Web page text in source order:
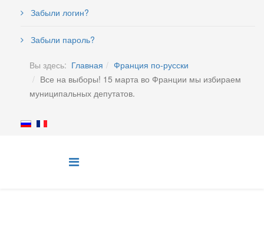
Забыли логин?
Забыли пароль?
Вы здесь: Главная
Франция по-русски
Все на выборы! 15 марта во Франции мы избираем
муниципальных депутатов.